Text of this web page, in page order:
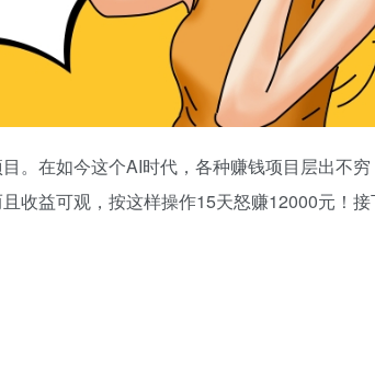
。在如今这个AI时代，各种赚钱项目层出不
收益可观，按这样操作15天怒赚12000元！